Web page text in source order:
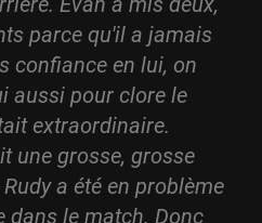
parce qu'il a jamais
confiance en lui, on
aussi pour clore le
extraordinaire.
une grosse, grosse
a été en problème
dans le match. Donc